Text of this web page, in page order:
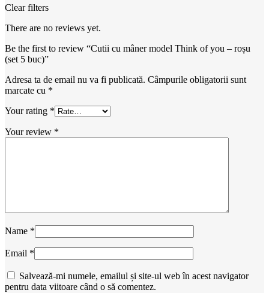
Clear filters
There are no reviews yet.
Be the first to review “Cutii cu mâner model Think of you – roșu
(set 5 buc)”
Adresa ta de email nu va fi publicată. Câmpurile obligatorii sunt
marcate cu *
Your rating *
Your review *
Name *
Email *
Salvează-mi numele, emailul și site-ul web în acest navigator
pentru data viitoare când o să comentez.